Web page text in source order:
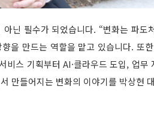
닌 필수가 되었습니다. “변화는 파도
을 만드는 역할을 맡고 있습니다. 또
스 기획부터 AI·클라우드 도입, 업무
만들어지는 변화의 이야기를 박상현